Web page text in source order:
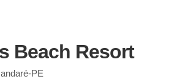
Beach Resort
PE